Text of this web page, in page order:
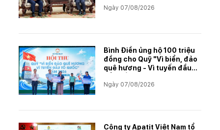
muối mỏ Kali
Ngày 07/08/2026
Bình Điền ủng hộ 100 triệu
đồng cho Quỹ "Vì biển, đảo
quê hương - Vì tuyến đầu
Ngày 07/08/2026
Công ty Apatit Việt Nam tổ